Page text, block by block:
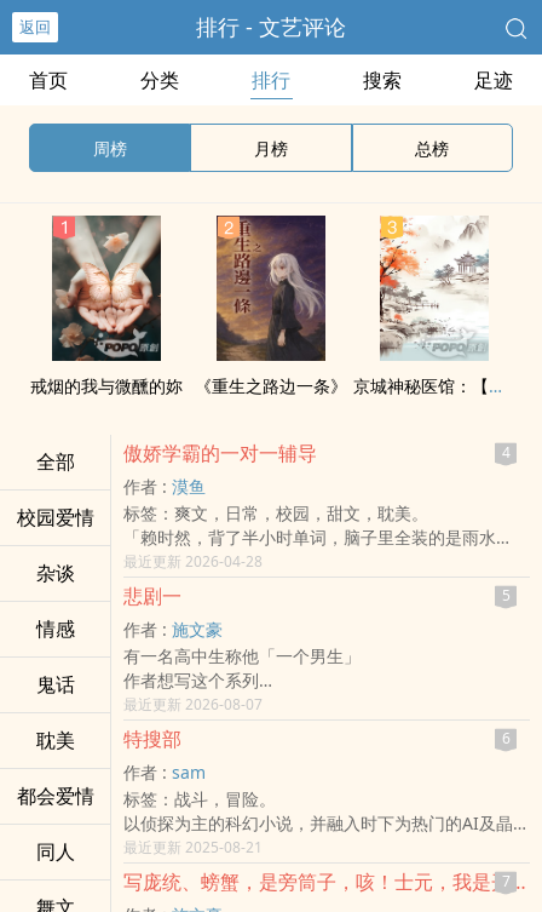
返回 排行 - 文艺评论
首页 分类 排行 搜索 足迹
周榜 月榜 总榜
戒烟的我与微醺的妳 《重生之路边一条》 京城神秘医馆：【人间清醒】沈掌柜
全部
校园爱情
杂谈
情感
鬼话
耽美
都会爱情
同人
傲娇学霸的一对一辅导 4
作者 : 漠鱼
标签：爽文，日常，校园，甜文，耽美。
「赖时然，背了半小时单词，脑子里全装的是雨水
吗？」
高冷学霸江宴这辈子没见过英文考10分，还能在课本
上画满“笨蛋小人”的生物。
​由于英文老师的一场“托孤”，
赖时然被迫开启了暗无天日的补习生涯。
本想靠着“撒娇大法”征服冰山，结果冰山不仅不吃这一
套，开口还能直接把他冻成冰块。，
最近更新 2026-04-28
悲剧一 5
作者 : 施文豪
有一名高中生称他「一个男生」
作者想写这个系列
不一定
或许、也或许不写
最近更新 2026-08-07
特搜部 6
作者 : sam
标签：战斗，冒险。
以侦探为主的科幻小说，并融入时下为热门的AI及晶片
的议题分别放在两篇篇章的故事内，并各以直述及倒述
的写法来呈现，让读者可以更深入其境地跟故事中的主
角门一起去冒脸及探案。
最近更新 2025-08-21
写庞统、螃蟹，是旁筒子，咳！士元，我是开玩笑的。
7